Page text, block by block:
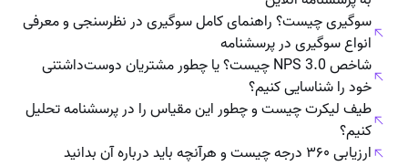
سوگیری چیست؟ راهنمای کامل سوگیری در نظرسنجی و معرفی
انواع سوگیری در پرسشنامه
شاخص NPS 3.0 چیست؟ یا چطور مشتریان دوست‌داشتنی
خود را شناسایی کنیم؟
طیف لیکرت چیست و چطور این مقیاس را در پرسشنامه تحلیل
کنیم؟
ارزیابی ۳۶۰ درجه چیست و هرآنچه باید درباره‌ آن بدانید